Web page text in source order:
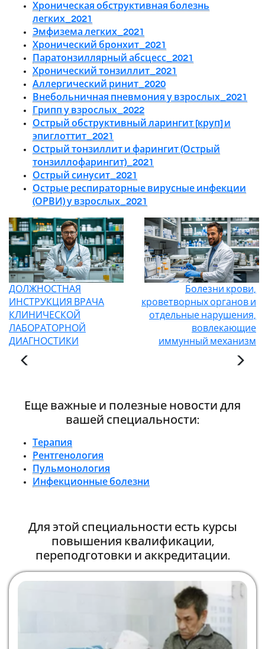
Хроническая обструктивная болезнь
легких_2021
Эмфизема легких_2021
Хронический бронхит_2021
Паратонзиллярный абсцесс_2021
Хронический тонзиллит_2021
Аллергический ринит_2020
Внебольничная пневмония у взрослых_2021
Грипп у взрослых_2022
Острый обструктивный ларингит [круп] и
эпиглоттит_2021
Острый тонзиллит и фарингит (Острый
тонзиллофарингит)_2021
Острый синусит_2021
Острые респираторные вирусные инфекции
(ОРВИ) у взрослых_2021
ДОЛЖНОСТНАЯ
ИНСТРУКЦИЯ ВРАЧА
КЛИНИЧЕСКОЙ
ЛАБОРАТОРНОЙ
ДИАГНОСТИКИ
Болезни крови,
кроветворных органов и
отдельные нарушения,
вовлекающие
иммунный механизм
Еще важные и полезные новости для
вашей специальности:
Терапия
Рентгенология
Пульмонология
Инфекционные болезни
Для этой специальности есть курсы
повышения квалификации,
переподготовки и аккредитации.